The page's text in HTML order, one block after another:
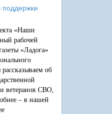
«Наши
рабочей
«Ладога»
об
ветеранов СВО,
– в нашей